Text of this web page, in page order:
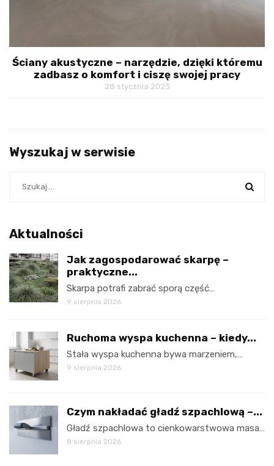
Ściany akustyczne – narzędzie, dzięki któremu
zadbasz o komfort i ciszę swojej pracy
28 stycznia 2023
Wyszukaj w serwisie
Aktualności
Jak zagospodarować skarpę –
praktyczne...
Skarpa potrafi zabrać sporą część…
9 sierpnia 2026
Ruchoma wyspa kuchenna – kiedy...
Stała wyspa kuchenna bywa marzeniem,…
9 sierpnia 2026
Czym nakładać gładź szpachlową –...
Gładź szpachlowa to cienkowarstwowa masa…
8 sierpnia 2026